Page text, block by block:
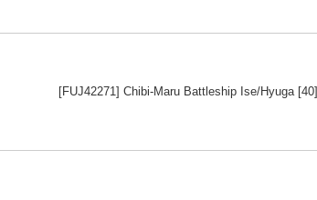
[FUJ42271] Chibi-Maru Battleship Ise/Hyuga [40]